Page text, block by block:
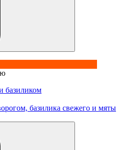
базиликом
базилика свежего и мяты